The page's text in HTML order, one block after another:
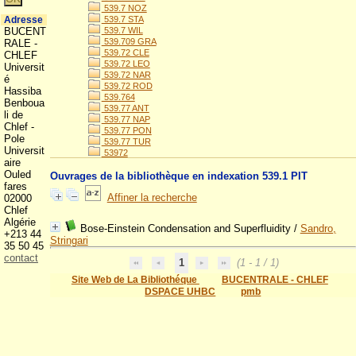
539.7 NOZ
539.7 STA
539.7 WIL
539.709 GRA
539.72 CLE
539.72 LEO
539.72 NAR
539.72 ROD
539.764
539.77 ANT
539.77 NAP
539.77 PON
539.77 TUR
53972
Ouvrages de la bibliothèque en indexation 539.1 PIT
Affiner la recherche
Bose-Einstein Condensation and Superfluidity/ Sandro,
Stringari
1
(1 - 1 / 1)
Site Web de La Bibliothéque
BUCENTRALE - CHLEF
DSPACE UHBC
pmb
Adresse
BUCENT
RALE -
CHLEF
Universit
é
Hassiba
Benboua
li de
Chlef -
Pole
Universit
aire
Ouled
fares
02000
Chlef
Algérie
+213 44
35 50 45
contact